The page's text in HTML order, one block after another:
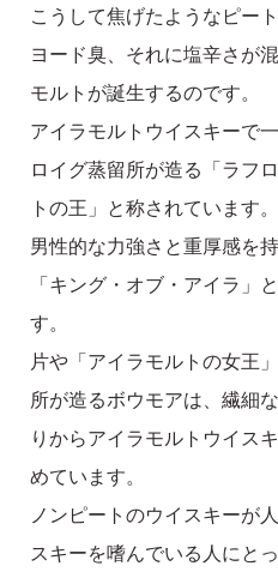
こうして焦げたようなピー
ヨード臭、それに塩辛さが
モルトが誕生するのです。
アイラモルトウイスキーで
ロイグ蒸留所が造る「ラフ
トの王」と称されています。
男性的な力強さと重厚感を
「キング・オブ・アイラ」
す。
片や「アイラモルトの女王
所が造るボウモアは、繊細
りからアイラモルトウイス
めています。
ノンピートのウイスキーが
スキーを嗜んでいる人にと